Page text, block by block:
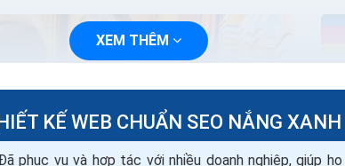
XEM THÊM
KẾ WEB CHUẨN SEO NẮNG XANH
phục vụ và hợp tác với nhiều doanh nghiệp, giúp